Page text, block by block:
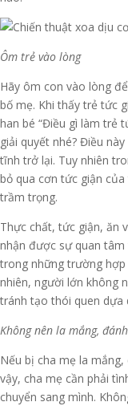
Ôm trẻ vào lòng
Hãy ôm con vào lòng
bố mẹ. Khi thấy trẻ tức
han bé “Điều gì làm trẻ
giải quyết nhé? Điều
tĩnh trở lại. Tuy nhiên
bỏ qua cơn tức giận
trầm trọng.
Thực chất, tức giận, ăn
nhận được sự quan tâm
trong những trường
nhiên, người lớn không
tránh tạo thói quen dựa
Không nên la mắng,
Nếu bị cha mẹ la mắng,
vậy, cha mẹ cần phải
chuyển sang mình.